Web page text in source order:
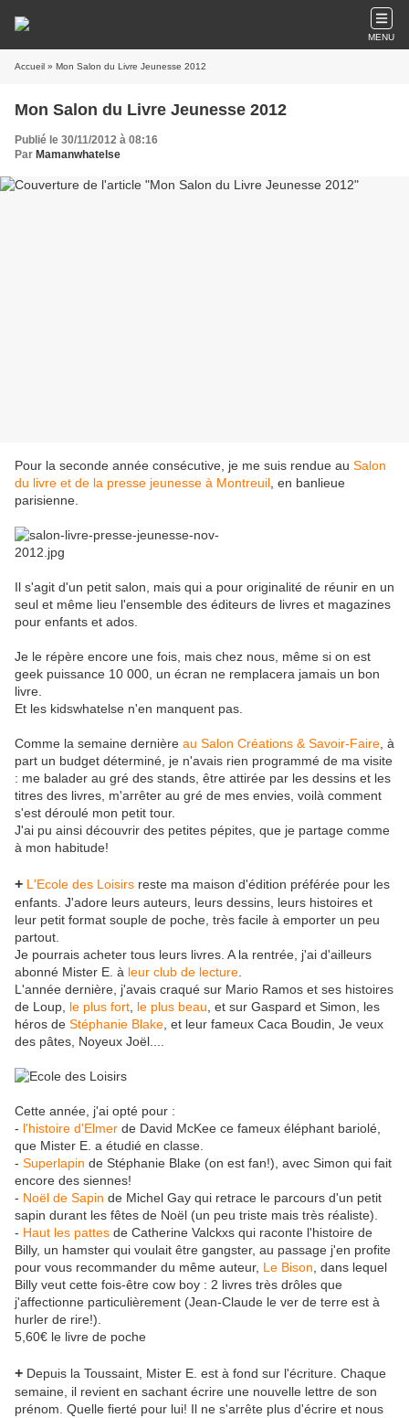
MENU
Accueil » Mon Salon du Livre Jeunesse 2012
Mon Salon du Livre Jeunesse 2012
Publié le 30/11/2012 à 08:16
Par Mamanwhatelse
Pour la seconde année consécutive, je me suis rendue au Salon
du livre et de la presse jeunesse à Montreuil , en banlieue
parisienne.
Il s'agit d'un petit salon, mais qui a pour originalité de réunir en un
seul et même lieu l'ensemble des éditeurs de livres et magazines
pour enfants et ados.
Je le répère encore une fois, mais chez nous, même si on est
geek puissance 10 000, un écran ne remplacera jamais un bon
livre.
Et les kidswhatelse n'en manquent pas.
Comme la semaine dernière au Salon Créations & Savoir-Faire , à
part un budget déterminé, je n'avais rien programmé de ma visite
: me balader au gré des stands, être attirée par les dessins et les
titres des livres, m'arrêter au gré de mes envies, voilà comment
s'est déroulé mon petit tour.
J'ai pu ainsi découvrir des petites pépites, que je partage comme
à mon habitude!
+ L'Ecole des Loisirs reste ma maison d'édition préférée pour les
enfants. J'adore leurs auteurs, leurs dessins, leurs histoires et
leur petit format souple de poche, très facile à emporter un peu
partout.
Je pourrais acheter tous leurs livres. A la rentrée, j'ai d'ailleurs
abonné Mister E. à leur club de lecture
L'année dernière, j'avais craqué sur Mario Ramos et ses histoires
de Loup, le plus fort le plus beau , et sur Gaspard et Simon, les
héros de Stéphanie Blake , et leur fameux Caca Boudin, Je veux
des pâtes, Noyeux Joël....
Cette année, j'ai opté pour :
- l'histoire d'Elmer de David McKee ce fameux éléphant bariolé,
que Mister E. a étudié en classe.
- Superlapin de Stéphanie Blake (on est fan!), avec Simon qui fait
encore des siennes!
- Noël de Sapin de Michel Gay qui retrace le parcours d'un petit
sapin durant les fêtes de Noël (un peu triste mais très réaliste).
- Haut les pattes de Catherine Valckxs qui raconte l'histoire de
Billy, un hamster qui voulait être gangster, au passage j'en profite
pour vous recommander du même auteur, Le Bison , dans lequel
Billy veut cette fois-être cow boy : 2 livres très drôles que
j'affectionne particulièrement (Jean-Claude le ver de terre est à
hurler de rire!).
5,60€ le livre de poche
+ Depuis la Toussaint, Mister E. est à fond sur l'écriture. Chaque
semaine, il revient en sachant écrire une nouvelle lettre de son
prénom. Quelle fierté pour lui! Il ne s'arrête plus d'écrire et nous